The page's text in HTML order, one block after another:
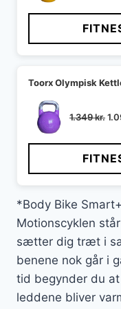
Toorx Olympisk
1.349kr.
*Body Bike
Motionscyklen
sætter dig træt i
benene nok går i
tid begynder du
leddene bliver